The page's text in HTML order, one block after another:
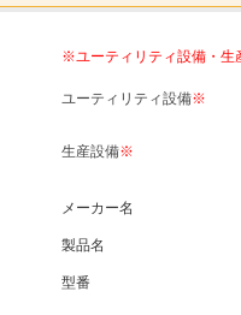
※ユーティリティ設備・生
ユーティリティ設備※
生産設備※
メーカー名
製品名
型番